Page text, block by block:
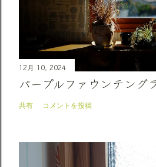
12月 10, 2024
パープルファウンテング
共有 コメントを投稿